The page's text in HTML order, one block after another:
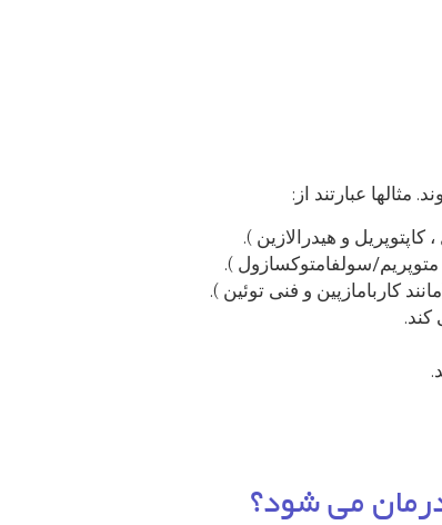
مثالها عبارتند از:
کاپتوپریل و هیدرالازین ).
سولفامتوکسازول ).
کاربامازپین و فنی توئین ).
کند.
می شود؟